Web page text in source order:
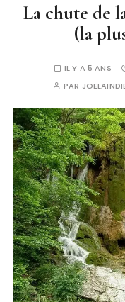
La chute de
(la
IL Y A 5 ANS
PAR